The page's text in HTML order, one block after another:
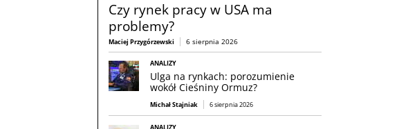
Czy rynek pracy w USA ma
problemy?
Maciej Przygórzewski 6 sierpnia 2026
ANALIZY
Ulga na rynkach: porozumienie
wokół Cieśniny Ormuz?
Michał Stajniak 6 sierpnia 2026
ANALIZY